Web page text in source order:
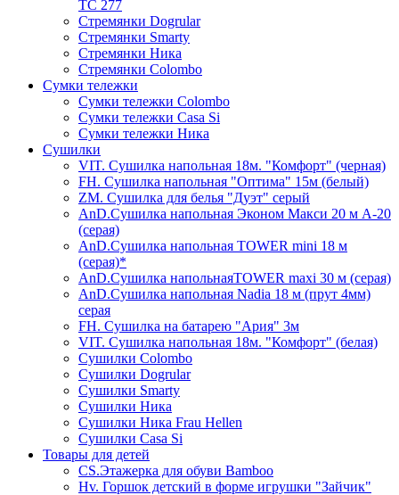
ТС 277
Стремянки Dogrular
Стремянки Smarty
Стремянки Ника
Стремянки Сolombo
Сумки тележки
Сумки тележки Colombo
Сумки тележки Сasa Si
Сумки тележки Ника
Сушилки
VIT. Сушилка напольная 18м. "Комфорт" (черная)
FH. Сушилка напольная "Оптима" 15м (белый)
ZM. Сушилка для белья "Дуэт" серый
AnD.Сушилка напольная Эконом Макси 20 м А-20
(серая)
AnD.Сушилка напольная TOWER mini 18 м
(серая)*
AnD.Сушилка напольнаяTOWER maxi 30 м (серая)
AnD.Сушилка напольная Nadia 18 м (прут 4мм)
серая
FH. Сушилка на батарею "Ария" 3м
VIT. Сушилка напольная 18м. "Комфорт" (белая)
Cушилки Colombo
Сушилки Dogrular
Сушилки Smarty
Сушилки Ника
Сушилки Ника Frau Hellen
Сушилки Сasa Si
Товары для детей
CS.Этажерка для обуви Bamboo
Hv. Горшок детский в форме игрушки "Зайчик"